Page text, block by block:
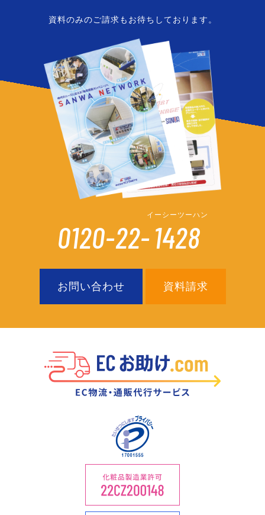
資料のみのご請求もお待ちしております。
0120-22-1428
イーシーツーハン
お問い合わせ 資料請求